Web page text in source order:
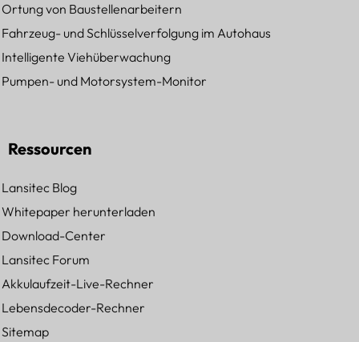
Ortung von Baustellenarbeitern
Fahrzeug- und Schlüsselverfolgung im Autohaus
Intelligente Viehüberwachung
Pumpen- und Motorsystem-Monitor
Ressourcen
Lansitec Blog
Whitepaper herunterladen
Download-Center
Lansitec Forum
Akkulaufzeit-Live-Rechner
Lebensdecoder-Rechner
Sitemap